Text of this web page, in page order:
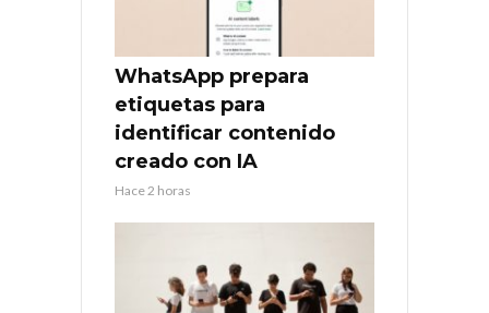
WhatsApp prepara
etiquetas para
identificar contenido
creado con IA
Hace 2 horas